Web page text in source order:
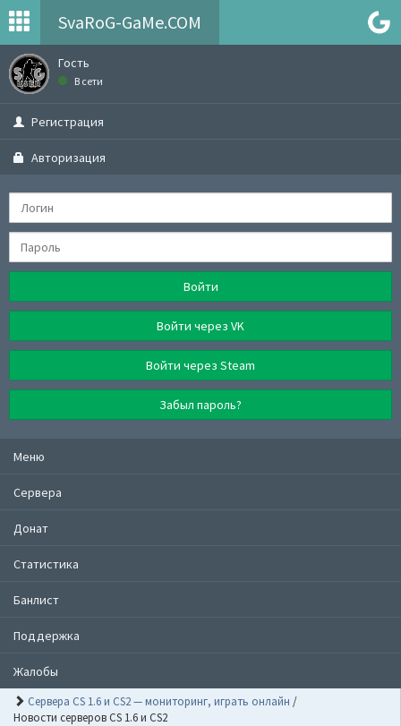
SvaRoG-GaMe.COM
Гость
В сети
Регистрация
Авторизация
Войти
Войти через VK
Войти через Steam
Забыл пароль?
Меню
Сервера
Донат
Статистика
Банлист
Поддержка
Жалобы
Сервера CS 1.6 и CS2 — мониторинг, играть онлайн /
Новости серверов CS 1.6 и CS2